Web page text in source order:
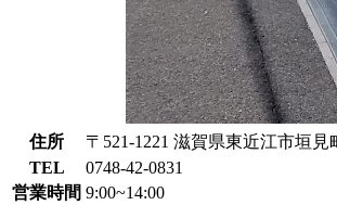
住所
〒521-1221 滋賀県東近江市垣見
TEL
0748-42-0831
営業時間 9:00~14:00